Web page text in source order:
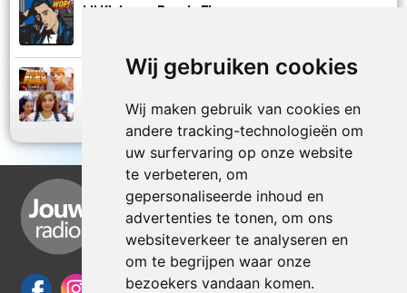
Wij gebruiken cookies
Wij maken gebruik van cookies en
andere tracking-technologieën om
uw surfervaring op onze website
te verbeteren, om
gepersonaliseerde inhoud en
advertenties te tonen, om ons
websiteverkeer te analyseren en
om te begrijpen waar onze
bezoekers vandaan komen.
Lil Kleine en Ronnie Flex